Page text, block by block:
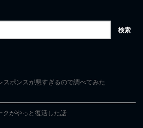
スポンスが悪すぎるので調べてみた
クがやっと復活した話